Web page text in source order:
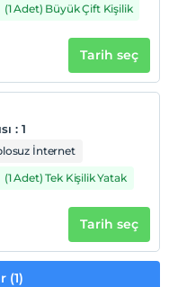
(1 Adet) Büyük Çift Kişilik
Tarih seç
: 1
İnternet
(1 Adet) Tek Kişilik Yatak
Tarih seç
(1)